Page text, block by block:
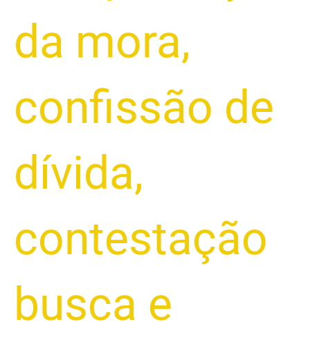
da mora,
confissão de
dívida,
contestação
busca e